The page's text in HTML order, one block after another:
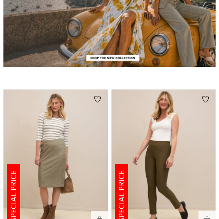
SPECIAL PRICE
SPECIAL PRICE